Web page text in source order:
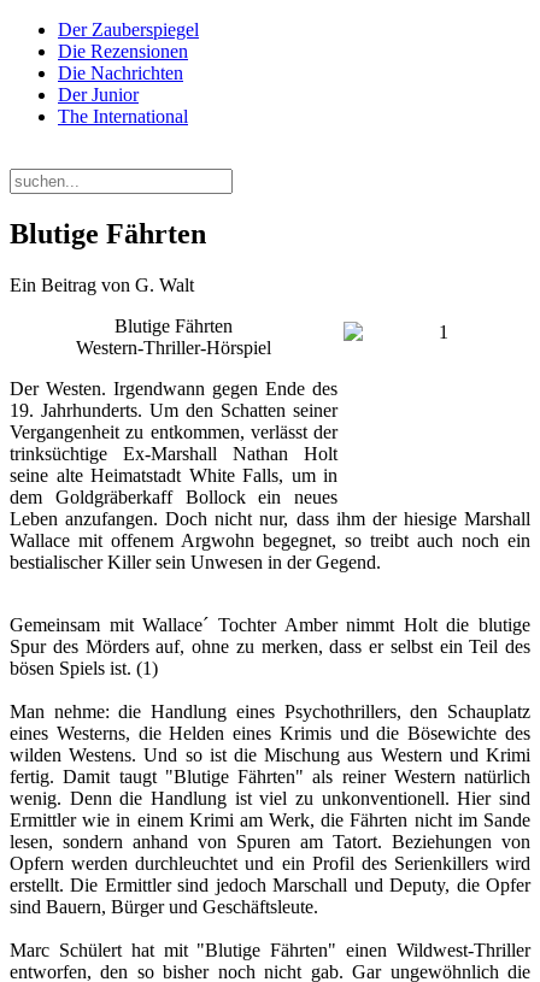
Der Zauberspiegel
Die Rezensionen
Die Nachrichten
Der Junior
The International
Blutige Fährten
Ein Beitrag von G. Walt
Blutige Fährten
Western-Thriller-Hörspiel
Der Westen. Irgendwann gegen Ende des
19. Jahrhunderts. Um den Schatten seiner
Vergangenheit zu entkommen, verlässt der
trinksüchtige Ex-Marshall Nathan Holt
seine alte Heimatstadt White Falls, um in
dem Goldgräberkaff Bollock ein neues
Leben anzufangen. Doch nicht nur, dass ihm der hiesige Marshall
Wallace mit offenem Argwohn begegnet, so treibt auch noch ein
bestialischer Killer sein Unwesen in der Gegend.
Gemeinsam mit Wallace´ Tochter Amber nimmt Holt die blutige
Spur des Mörders auf, ohne zu merken, dass er selbst ein Teil des
bösen Spiels ist. (1)
Man nehme: die Handlung eines Psychothrillers, den Schauplatz
eines Westerns, die Helden eines Krimis und die Bösewichte des
wilden Westens. Und so ist die Mischung aus Western und Krimi
fertig. Damit taugt "Blutige Fährten" als reiner Western natürlich
wenig. Denn die Handlung ist viel zu unkonventionell. Hier sind
Ermittler wie in einem Krimi am Werk, die Fährten nicht im Sande
lesen, sondern anhand von Spuren am Tatort. Beziehungen von
Opfern werden durchleuchtet und ein Profil des Serienkillers wird
erstellt. Die Ermittler sind jedoch Marschall und Deputy, die Opfer
sind Bauern, Bürger und Geschäftsleute.
Marc Schülert hat mit "Blutige Fährten" einen Wildwest-Thriller
entworfen, den so bisher noch nicht gab. Gar ungewöhnlich die